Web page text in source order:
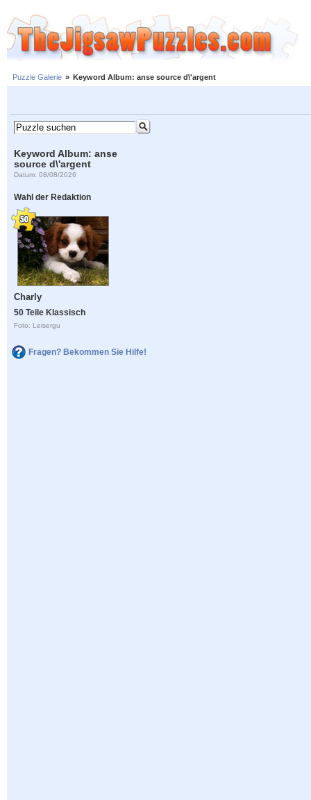
Puzzle Galerie » Keyword Album: anse source d\'argent
Keyword Album: anse
source d\'argent
Datum: 08/08/2026
Wahl der Redaktion
Charly
50 Teile Klassisch
Foto: Leisergu
Fragen? Bekommen Sie Hilfe!